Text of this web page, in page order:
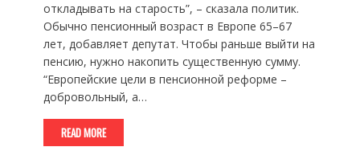
откладывать на старость”, – сказала политик.
Обычно пенсионный возраст в Европе 65–67
лет, добавляет депутат. Чтобы раньше выйти на
пенсию, нужно накопить существенную сумму.
“Европейские цели в пенсионной реформе –
добровольный, а…
READ MORE